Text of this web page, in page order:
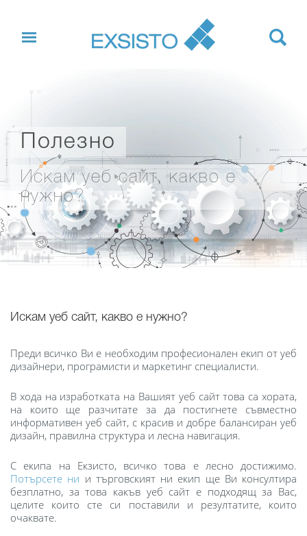
Полезно
Искам уеб сайт, какво е
нужно?
Искам уеб сайт, какво е нужно?
Преди всичко Ви е необходим професионален екип от уеб
дизайнери, програмисти и маркетинг специалисти.
В хода на изработката на Вашият уеб сайт това са хората,
на които ще разчитате за да постигнете съвместно
информативен уеб сайт, с красив и добре балансиран уеб
дизайн, правилна структура и лесна навигация.
С екипа на Екзисто, всичко това е лесно достижимо.
Потърсете ни и търговският ни екип ще Ви консултира
безплатно, за това какъв уеб сайт е подходящ за Вас,
целите които сте си поставили и резултатите, които
очаквате.